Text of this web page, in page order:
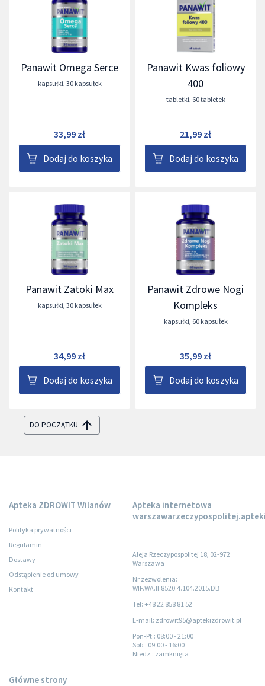
Panawit Omega Serce
kapsułki 30 kapsułek
33,99 zł
Dodaj do koszyka
Panawit Kwas foliowy
400
tabletki 60 tabletek
21,99 zł
Dodaj do koszyka
Panawit Zatoki Max
kapsułki 30 kapsułek
34,99 zł
Dodaj do koszyka
Panawit Zdrowe Nogi
Kompleks
kapsułki 60 kapsułek
35,99 zł
Dodaj do koszyka
DO POCZĄTKU
Apteka ZDROWIT Wilanów
Polityka prywatności
Regulamin
Dostawy
Odstąpienie od umowy
Kontakt
Apteka internetowa
Aleja Rzeczypospolitej 18, 02-972
Warszawa
Nr zezwolenia:
WIF.WA.II.8520.4.104.2015.DB
Tel: +48 22 858 81 52
E-mail: zdrowit95@aptekizdrowit.pl
Pon-Pt.: 08:00 - 21:00
Sob.: 09:00 - 16:00
Niedz.: zamknięta
Główne strony